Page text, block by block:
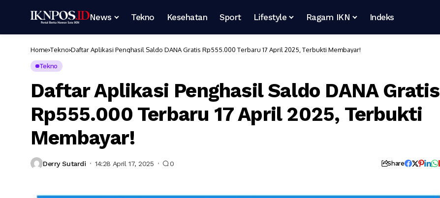
News Tekno Kesehatan Sport Lifestyle Ragam IKN Indeks
Home Tekno Daftar Aplikasi Penghasil Saldo DANA Gratis Rp555.000 Terbaru 17 April 2025, Terbukti Membayar!
Tekno
Daftar Aplikasi Penghasil Saldo DANA Gratis
Rp555.000 Terbaru 17 April 2025, Terbukti
Membayar!
Derry Sutardi 14:28 April 17, 2025 0 Share